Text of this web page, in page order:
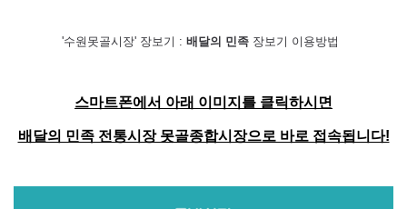
'수원못골시장' 장보기 : 배달의 민족장보기 이용방법
스마트폰에서 아래 이미지를 클릭하시면
배달의 민족 전통시장 못골종합시장으로 바로 접속됩니다!